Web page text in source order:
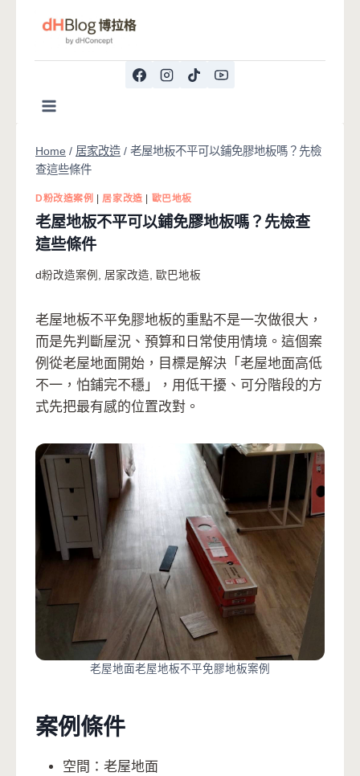
Home / 居家改造 / 老屋地板不平可以鋪免膠地板嗎？先檢
查這些條件
D粉改造案例 | 居家改造 | 歐巴地板
老屋地板不平可以鋪免膠地板嗎？先檢查
這些條件
d粉改造案例 , 居家改造, 歐巴地板
老屋地板不平免膠地板的重點不是一次做很大，
而是先判斷屋況、預算和日常使用情境。這個案
例從老屋地面開始，目標是解決「老屋地面高低
不一，怕鋪完不穩」，用低干擾、可分階段的方
式先把最有感的位置改對。
老屋地面老屋地板不平免膠地板案例
案例條件
空間：老屋地面